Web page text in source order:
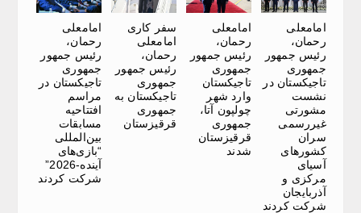
امامعلی
رحمان،
رئیس جمهور
جمهوری
تاجیکستان در
نشست
مشورتی
غیررسمی
سران
کشورهای
آسیای
مرکزی و
آذربایجان
شرکت کردند
امامعلی
رحمان،
رئیس جمهور
جمهوری
تاجیکستان
وارد شهر
چولپون آتا،
جمهوری
قرقیزستان
شدند
سفر کاری
امامعلی
رحمان،
رئیس جمهور
جمهوری
تاجیکستان به
جمهوری
قرقیزستان
امامعلی
رحمان،
رئیس جمهور
جمهوری
تاجیکستان در
مراسم
افتتاحیه
مسابقات
بین‌المللی
“بازی‌های
آینده-2026”
شرکت کردند